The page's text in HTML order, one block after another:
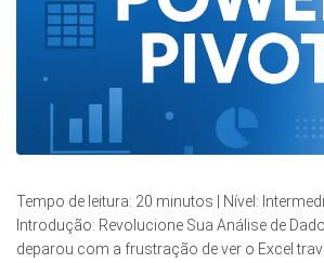
Tempo de leitura: 20 minutos | Nível:
Introdução: Revolucione Sua Análise de
deparou com a frustração de ver o Excel